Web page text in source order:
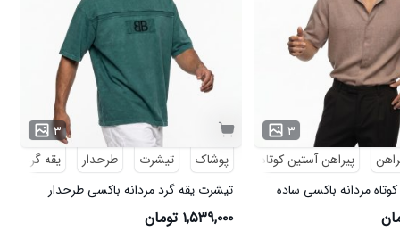
۳
پیراهن آستین کوتاه
مردانه باکسی ساده
۳
پوشاک
تیشرت طرحدار
یقه گرد
تیشرت یقه گرد مردانه باکسی طرحدار
مچینست سبز Balenciaga مدل 50944
۱,۵۳۹,۰۰۰ تومان